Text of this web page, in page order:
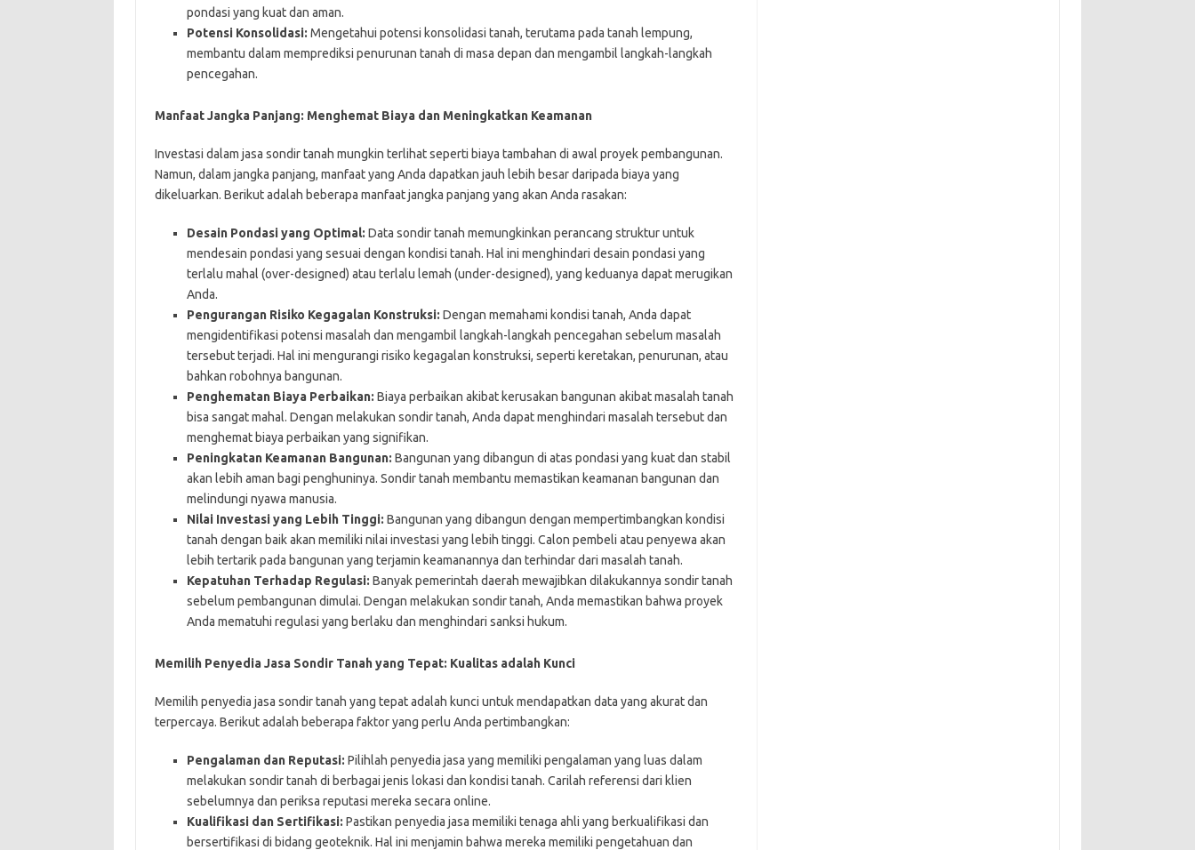
pondasi yang kuat dan aman.
Potensi Konsolidasi: Mengetahui potensi konsolidasi tanah, terutama pada tanah lempung,
membantu dalam memprediksi penurunan tanah di masa depan dan mengambil langkah-langkah
pencegahan.
Manfaat Jangka Panjang: Menghemat Biaya dan Meningkatkan Keamanan
Investasi dalam jasa sondir tanah mungkin terlihat seperti biaya tambahan di awal proyek pembangunan.
Namun, dalam jangka panjang, manfaat yang Anda dapatkan jauh lebih besar daripada biaya yang
dikeluarkan. Berikut adalah beberapa manfaat jangka panjang yang akan Anda rasakan:
Desain Pondasi yang Optimal: Data sondir tanah memungkinkan perancang struktur untuk
mendesain pondasi yang sesuai dengan kondisi tanah. Hal ini menghindari desain pondasi yang
terlalu mahal (over-designed) atau terlalu lemah (under-designed), yang keduanya dapat merugikan
Anda.
Pengurangan Risiko Kegagalan Konstruksi: Dengan memahami kondisi tanah, Anda dapat
mengidentifikasi potensi masalah dan mengambil langkah-langkah pencegahan sebelum masalah
tersebut terjadi. Hal ini mengurangi risiko kegagalan konstruksi, seperti keretakan, penurunan, atau
bahkan robohnya bangunan.
Penghematan Biaya Perbaikan: Biaya perbaikan akibat kerusakan bangunan akibat masalah tanah
bisa sangat mahal. Dengan melakukan sondir tanah, Anda dapat menghindari masalah tersebut dan
menghemat biaya perbaikan yang signifikan.
Peningkatan Keamanan Bangunan: Bangunan yang dibangun di atas pondasi yang kuat dan stabil
akan lebih aman bagi penghuninya. Sondir tanah membantu memastikan keamanan bangunan dan
melindungi nyawa manusia.
Nilai Investasi yang Lebih Tinggi: Bangunan yang dibangun dengan mempertimbangkan kondisi
tanah dengan baik akan memiliki nilai investasi yang lebih tinggi. Calon pembeli atau penyewa akan
lebih tertarik pada bangunan yang terjamin keamanannya dan terhindar dari masalah tanah.
Kepatuhan Terhadap Regulasi: Banyak pemerintah daerah mewajibkan dilakukannya sondir tanah
sebelum pembangunan dimulai. Dengan melakukan sondir tanah, Anda memastikan bahwa proyek
Anda mematuhi regulasi yang berlaku dan menghindari sanksi hukum.
Memilih Penyedia Jasa Sondir Tanah yang Tepat: Kualitas adalah Kunci
Memilih penyedia jasa sondir tanah yang tepat adalah kunci untuk mendapatkan data yang akurat dan
terpercaya. Berikut adalah beberapa faktor yang perlu Anda pertimbangkan:
Pengalaman dan Reputasi: Pilihlah penyedia jasa yang memiliki pengalaman yang luas dalam
melakukan sondir tanah di berbagai jenis lokasi dan kondisi tanah. Carilah referensi dari klien
sebelumnya dan periksa reputasi mereka secara online.
Kualifikasi dan Sertifikasi: Pastikan penyedia jasa memiliki tenaga ahli yang berkualifikasi dan
bersertifikasi di bidang geoteknik. Hal ini menjamin bahwa mereka memiliki pengetahuan dan